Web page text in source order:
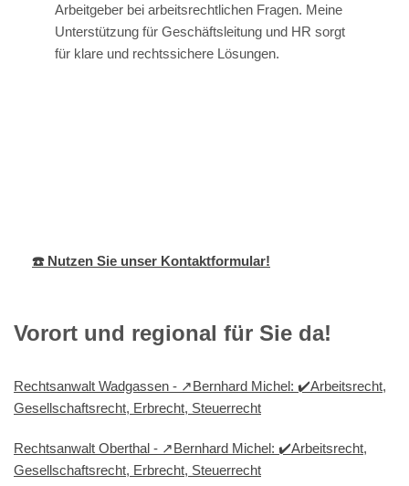
Arbeitgeber bei arbeitsrechtlichen Fragen. Meine
Unterstützung für Geschäftsleitung und HR sorgt
für klare und rechtssichere Lösungen.
☎️ Nutzen Sie unser Kontaktformular!
Vorort und regional für Sie da!
Rechtsanwalt Wadgassen - ↗️Bernhard Michel: ✔️Arbeitsrecht,
Gesellschaftsrecht, Erbrecht, Steuerrecht
Rechtsanwalt Oberthal - ↗️Bernhard Michel: ✔️Arbeitsrecht,
Gesellschaftsrecht, Erbrecht, Steuerrecht